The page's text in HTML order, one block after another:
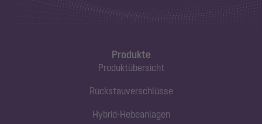
Produkte
Produktübersicht
Rückstauverschlüsse
Hybrid-Hebeanlagen